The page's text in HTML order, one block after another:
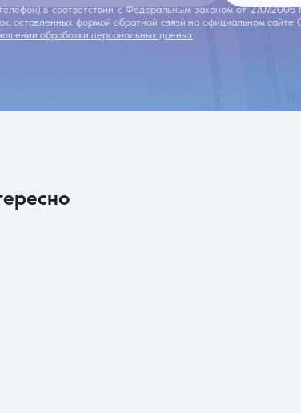
в соответствии с Федеральным законом от
оставленных формой обратной связи на официальном
обработки персональных данных